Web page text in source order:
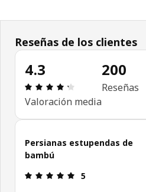
Reseñas de los clientes
4.3
Reseña: 4.3 de
Valoración media
200
Reseñas
Omitir las opiniones de los clientes
Persianas estupendas de
bambú
Reseña: 5 de 5
5